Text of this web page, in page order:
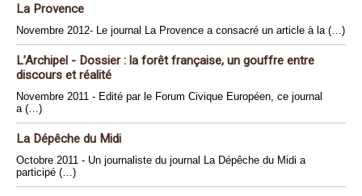
La Provence
Novembre 2012- Le journal La Provence a consacré un article à la (…)
L’Archipel - Dossier : la forêt française, un gouffre entre
discours et réalité
Novembre 2011 - Edité par le Forum Civique Européen, ce journal
a (…)
La Dépêche du Midi
Octobre 2011 - Un journaliste du journal La Dépêche du Midi a
participé (…)